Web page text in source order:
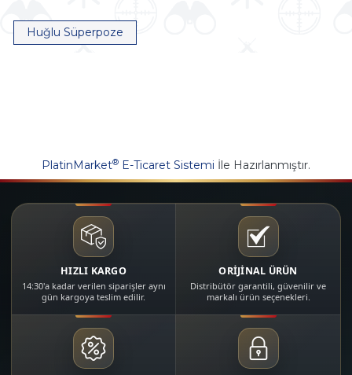
Huğlu Süperpoze
PlatinMarket® E-Ticaret Sistemi İle Hazırlanmıştır.
HIZLI KARGO
14:30'a kadar verilen siparişler aynı
gün kargoya teslim edilir.
ORİJİNAL ÜRÜN
Distribütör garantili, güvenilir ve
markalı ürün seçenekleri.